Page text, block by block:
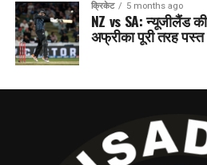
क्रिकेट 5 months ago
NZ vs SA: न्यूजीलैंड
अफ्रीका पूरी तरह पस्त